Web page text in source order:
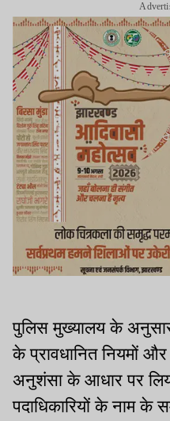
पुलिस मुख्यालय के अनुसार,
के प्रावधानित नियमों
अनुशंसा के आधार पर
पदाधिकारियों के नाम के